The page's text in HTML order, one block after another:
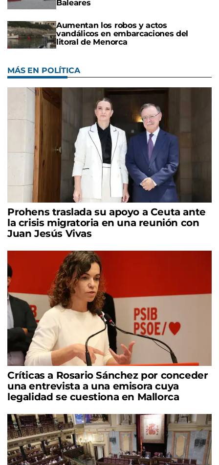
Baleares
Aumentan los robos y actos
vandálicos en embarcaciones del
litoral de Menorca
MÁS EN POLÍTICA
Prohens traslada su apoyo a Ceuta ante
la crisis migratoria en una reunión con
Juan Jesús Vivas
Críticas a Rosario Sánchez por conceder
una entrevista a una emisora cuya
legalidad se cuestiona en Mallorca